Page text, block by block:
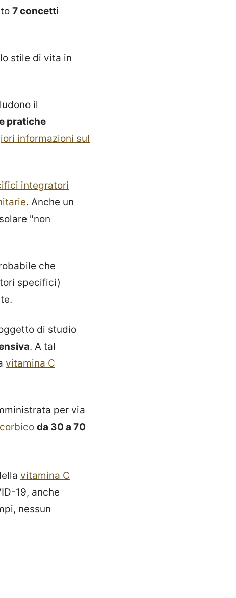
7 concetti
stile di vita in
il
pratiche
informazioni sul
integratori
. Anche un
"non
che
specifici)
di studio
. A tal
vitamina C
per via
da 30 a 70
vitamina C
19, anche
nessun